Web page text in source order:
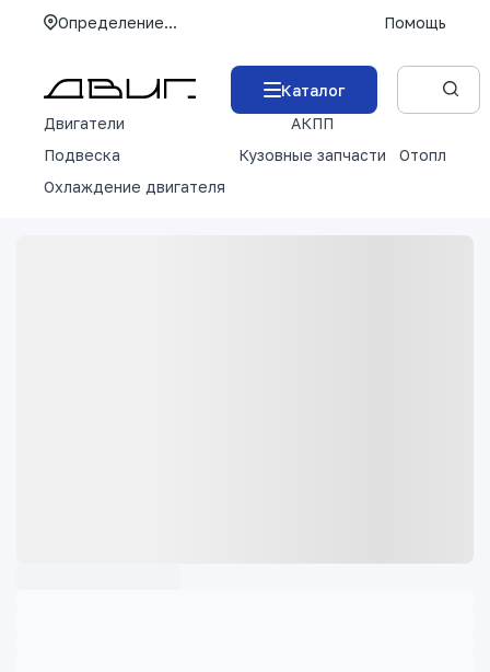
Определение... Помощь
Каталог
Двигатели
АКПП
Подвеска
Кузовные запчасти
Отопление
Охлаждение двигателя